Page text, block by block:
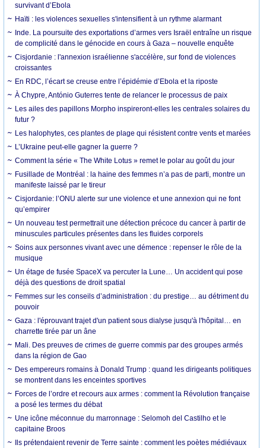
survivant d’Ebola
Haïti : les violences sexuelles s'intensifient à un rythme alarmant
Inde. La poursuite des exportations d’armes vers Israël entraîne un risque
de complicité dans le génocide en cours à Gaza – nouvelle enquête
Cisjordanie : l'annexion israélienne s'accélère, sur fond de violences
croissantes
En RDC, l’écart se creuse entre l’épidémie d’Ebola et la riposte
À Chypre, António Guterres tente de relancer le processus de paix
Les ailes des papillons Morpho inspireront-elles les centrales solaires du
futur ?
Les halophytes, ces plantes de plage qui résistent contre vents et marées
L’Ukraine peut-elle gagner la guerre ?
Comment la série « The White Lotus » remet le polar au goût du jour
Fusillade de Montréal : la haine des femmes n’a pas de parti, montre un
manifeste laissé par le tireur
Cisjordanie: l’ONU alerte sur une violence et une annexion qui ne font
qu’empirer
Un nouveau test permettrait une détection précoce du cancer à partir de
minuscules particules présentes dans les fluides corporels
Soins aux personnes vivant avec une démence : repenser le rôle de la
musique
Un étage de fusée SpaceX va percuter la Lune… Un accident qui pose
déjà des questions de droit spatial
Femmes sur les conseils d’administration : du prestige… au détriment du
pouvoir
Gaza : l'éprouvant trajet d'un patient sous dialyse jusqu'à l'hôpital… en
charrette tirée par un âne
Mali. Des preuves de crimes de guerre commis par des groupes armés
dans la région de Gao
Des empereurs romains à Donald Trump : quand les dirigeants politiques
se montrent dans les enceintes sportives
Forces de l’ordre et recours aux armes : comment la Révolution française
a posé les termes du débat
Une icône méconnue du marronnage : Selomoh del Castilho et le
capitaine Broos
Ils prétendaient revenir de Terre sainte : comment les poètes médiévaux